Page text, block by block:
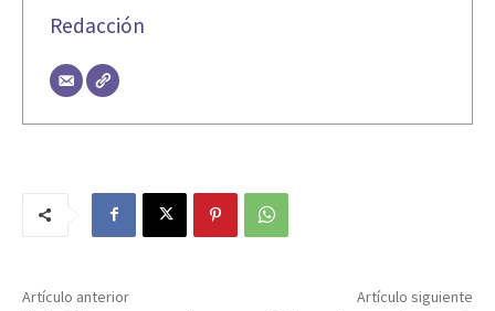
Redacción
Artículo anterior Artículo siguiente